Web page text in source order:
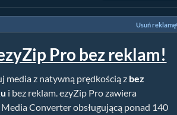
Usuń reklamę
Pro bez reklam!
media z natywną prędkością z bez
i bez reklam. ezyZip Pro zawiera
Converter obsługującą ponad 140